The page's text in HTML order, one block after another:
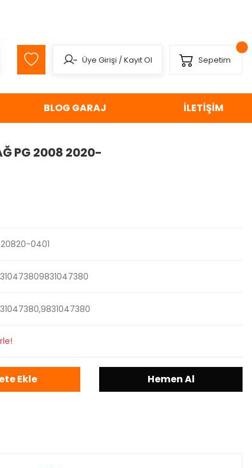
Üye Girişi /Kayıt Ol Sepetim
BLOG GARAJ İLETİŞİM
PG 2008 2020-
0401
Ekle Hemen Al